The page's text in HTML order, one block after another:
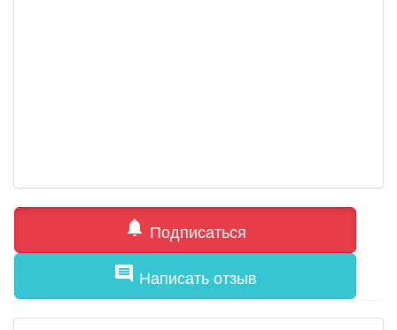
notifications Подписаться
comment Написать отзыв